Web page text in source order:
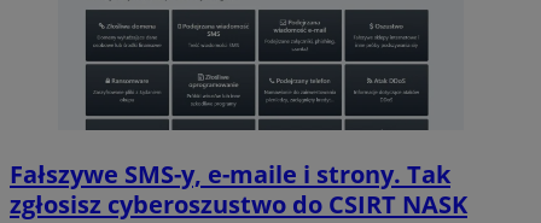
Fałszywe SMS-y, e-maile i strony. Tak
zgłosisz cyberoszustwo do CSIRT NASK